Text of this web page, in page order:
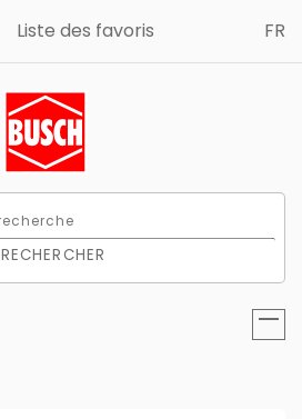
Liste des favoris FR
RECHERCHER